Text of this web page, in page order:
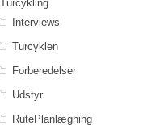
Turcykling
Interviews
Turcyklen
Forberedelser
Udstyr
RutePlanlægning